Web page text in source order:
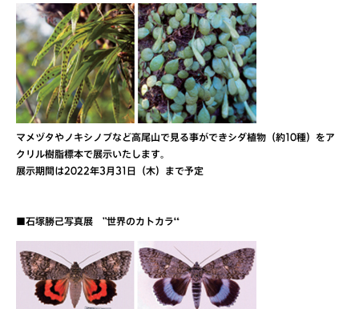
マメヅタやノキシノブなど高尾山で見る事ができシダ植物（約10種）をア
クリル樹脂標本で展示いたします。
展示期間は2022年3月31日（木）まで予定
■石塚勝己写真展 "世界のカトカラ“